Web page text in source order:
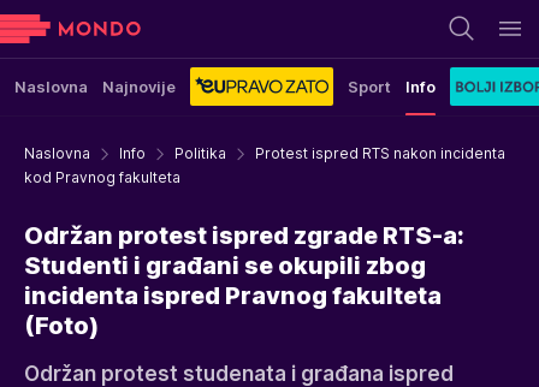
Naslovna Najnovije Sport Info
Naslovna Info Politika
Protest ispred RTS nakon incidenta
kod Pravnog fakulteta
Održan protest ispred zgrade RTS-a:
Studenti i građani se okupili zbog
incidenta ispred Pravnog fakulteta
(Foto)
Održan protest studenata i građana ispred